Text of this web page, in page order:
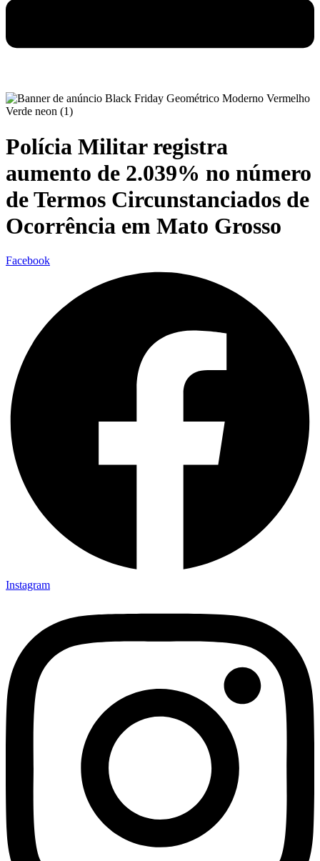
Polícia Militar registra
aumento de 2.039% no número
de Termos Circunstanciados de
Ocorrência em Mato Grosso
Facebook
Instagram